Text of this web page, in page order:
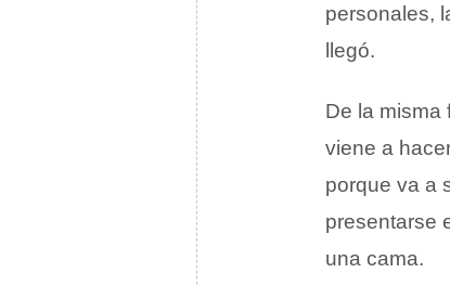
personales,
llegó.
De la misma
viene a
porque va a
presentarse
una cama.